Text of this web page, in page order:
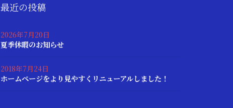
最近の投稿
2026年7月20日
夏季休暇のお知らせ
2018年7月24日
ホームページをより見やすくリニューアルしました！